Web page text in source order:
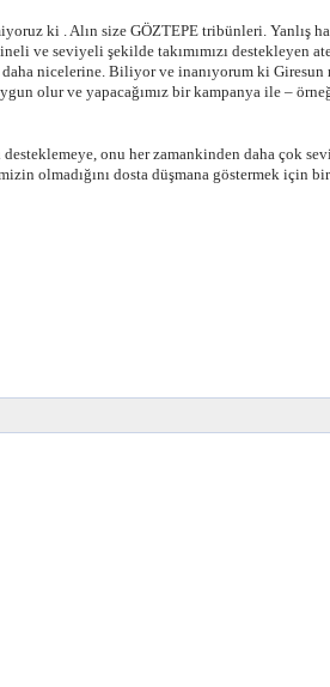
ki . Alın size GÖZTEPE tribünleri. Yanlış
ve seviyeli şekilde takımımızı destekleyen
nicelerine. Biliyor ve inanıyorum ki
olur ve yapacağımız bir kampanya ile –
desteklemeye, onu her zamankinden daha
olmadığını dosta düşmana göstermek için